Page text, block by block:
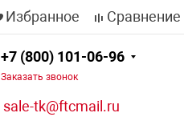
Избранное Сравнение
+7 (800) 101-06-96
Заказать звонок
sale-tk@ftcmail.ru